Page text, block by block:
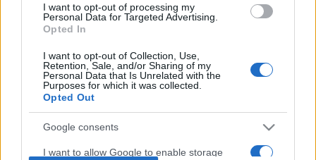
I want to opt-out of processing my
Personal Data for Targeted Advertising.
Opted In
I want to opt-out of Collection, Use,
Retention, Sale, and/or Sharing of my
Personal Data that Is Unrelated with the
Purposes for which it was collected.
Opted Out
Google consents
I want to allow Google to enable storage
MEGOSZTÁS